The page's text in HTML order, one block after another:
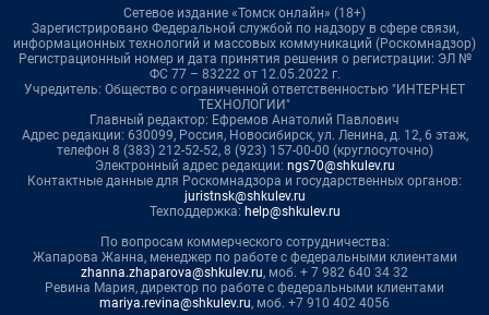
Сетевое издание «Томск онлайн» (18+)
Зарегистрировано Федеральной службой по надзору в сфере связи,
информационных технологий и массовых коммуникаций (Роскомнадзор)
Регистрационный номер и дата принятия решения о регистрации: ЭЛ №
ФС 77 – 83222 от 12.05.2022 г.
Учредитель: Общество с ограниченной ответственностью "ИНТЕРНЕТ
ТЕХНОЛОГИИ"
Главный редактор: Ефремов Анатолий Павлович
Адрес редакции: 630099, Россия, Новосибирск, ул. Ленина, д. 12, 6 этаж,
телефон 8 (383) 212-52-52, 8 (923) 157-00-00 (круглосуточно)
Электронный адрес редакции: ngs70@shkulev.ru
Контактные данные для Роскомнадзора и государственных органов:
juristnsk@shkulev.ru
Техподдержка: help@shkulev.ru
По вопросам коммерческого сотрудничества:
Жапарова Жанна, менеджер по работе с федеральными клиентами
zhanna.zhaparova@shkulev.ru, моб. + 7 982 640 34 32
Ревина Мария, директор по работе с федеральными клиентами
mariya.revina@shkulev.ru, моб. +7 910 402 4056